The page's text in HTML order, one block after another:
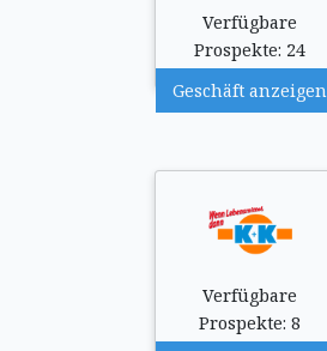
Verfügbare
Prospekte: 24
Geschäft anzeigen
Verfügbare
Prospekte: 8